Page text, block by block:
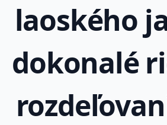
laoského
dokonalé